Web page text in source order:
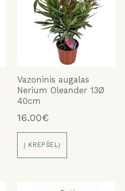
Vazoninis augalas
Nerium Oleander 13Ø
40cm
16.00€
Į KREPŠELĮ